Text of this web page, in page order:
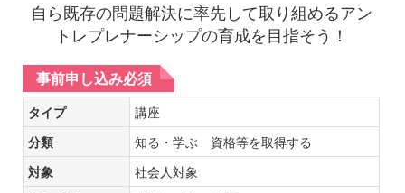
自ら既存の問題解決に率先して取り組めるアン
トレプレナーシップの育成を目指そう！
事前申し込み必須
タイプ 講座
分類 知る・学ぶ 資格等を取得する
対象 社会人対象